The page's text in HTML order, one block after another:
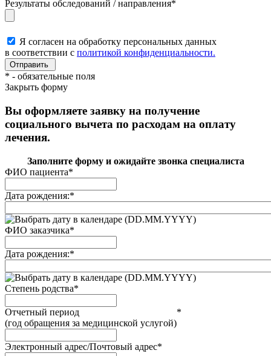
Результаты обследований / направления*
Я согласен на обработку персональных данных
в соответствии с политикой конфиденциальности.
* - обязательные поля
Закрыть форму
Вы оформляете заявку на получение
социального вычета по расходам на оплату
лечения.
Заполните форму и ожидайте звонка специалиста
ФИО пациента*
Дата рождения:*
(DD.MM.YYYY)
ФИО заказчика*
Дата рождения:*
(DD.MM.YYYY)
Степень родства*
Отчетный период
(год обращения за медицинской услугой)
*
Электронный адрес/Почтовый адрес*